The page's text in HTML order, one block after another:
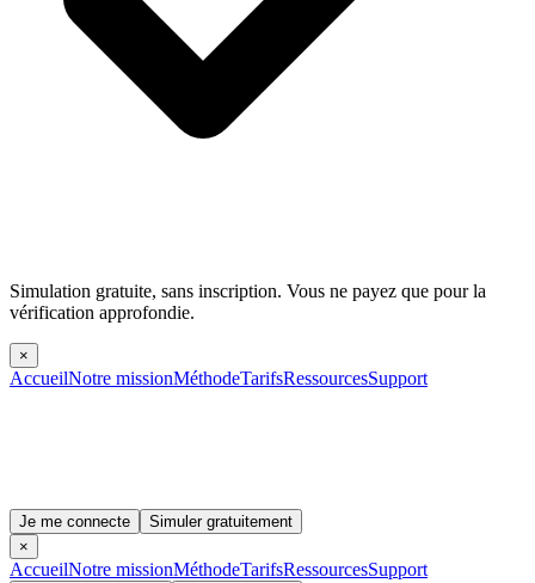
Simulation gratuite, sans inscription. Vous ne payez que pour la
vérification approfondie.
×
AccueilNotre missionMéthodeTarifsRessourcesSupport
Je me connecte
Simuler gratuitement
×
AccueilNotre missionMéthodeTarifsRessourcesSupport